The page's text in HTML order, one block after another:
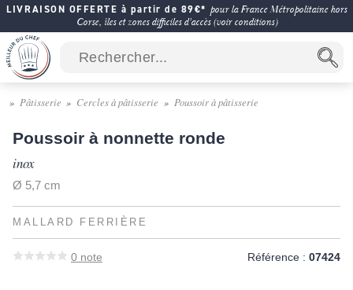
LIVRAISON OFFERTE à partir de 89€* pour la France Métropolitaine hors
Corse, îles et zones difficiles d'accès (voir conditions)
Pâtisserie Cercles à pâtisserie Poussoir à pâtisserie
Poussoir à nonnette ronde
inox
Ø 5,7 cm
MALLARD FERRIÈRE
0 note Référence : 07424